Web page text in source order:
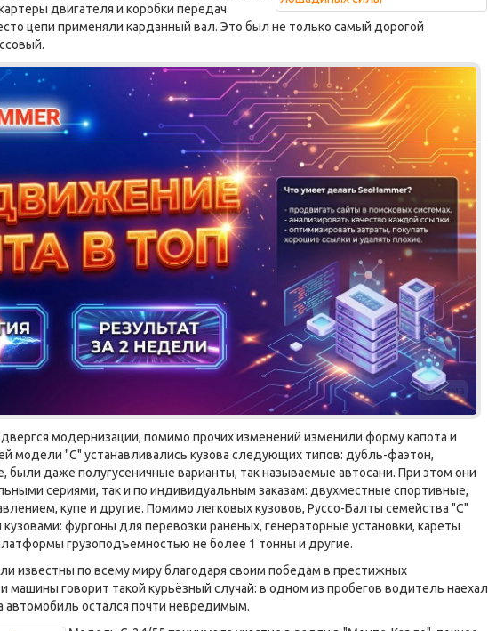
двигателя и коробки передач
цепи применяли карданный вал. Это был не только самый дорогой
Реклама
модернизации, помимо прочих изменений изменили форму капота и
модели "С" устанавливались кузова следующих типов: дубль-фаэтон,
были даже полугусеничные варианты, так называемые автосани. При этом они
сериями, так и по индивидуальным заказам: двухместные спортивные,
купе и другие. Помимо легковых кузовов, Руссо-Балты семейства "С"
фургоны для перевозки раненых, генераторные установки, кареты
грузоподъемностью не более 1 тонны и другие.
известны по всему миру благодаря своим победам в престижных
машины говорит такой курьёзный случай: в одном из пробегов водитель наехал
автомобиль остался почти невредимым.